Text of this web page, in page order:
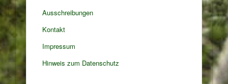
Ausschreibungen
Kontakt
Impressum
Hinweis zum Datenschutz